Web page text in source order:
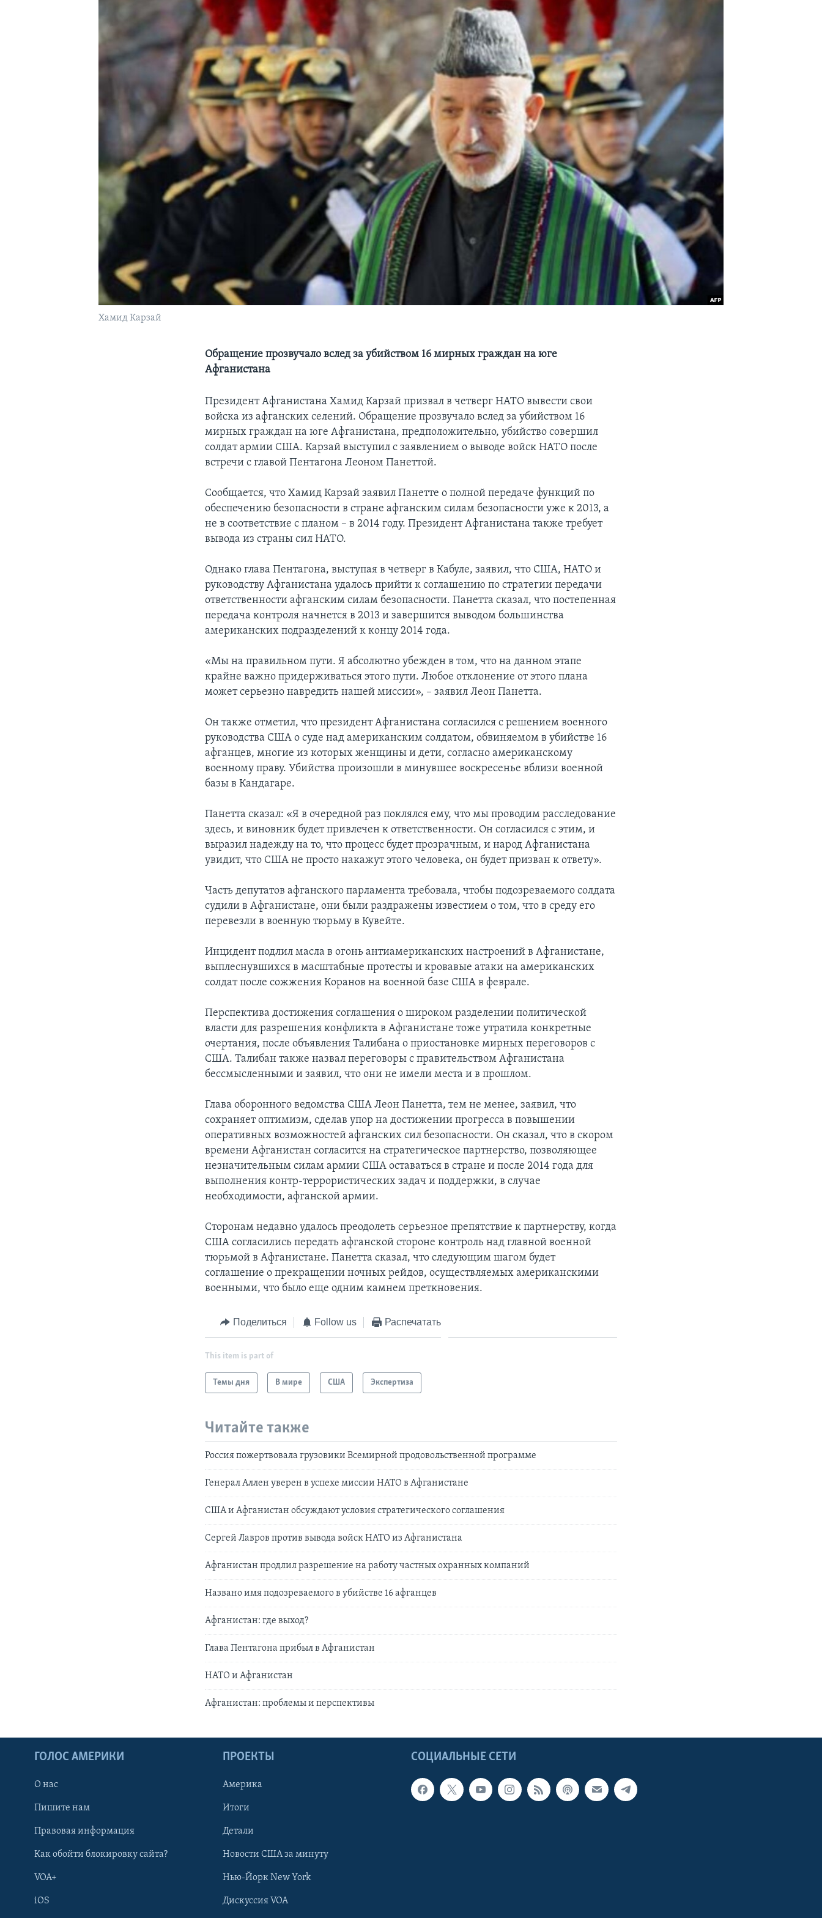
Хамид Карзай
Обращение прозвучало вслед за убийством 16 мирных граждан на юге
Афганистана
Президент Афганистана Хамид Карзай призвал в четверг НАТО вывести свои
войска из афганских селений. Обращение прозвучало вслед за убийством 16
мирных граждан на юге Афганистана, предположительно, убийство совершил
солдат армии США. Карзай выступил с заявлением о выводе войск НАТО после
встречи с главой Пентагона Леоном Панеттой.
Сообщается, что Хамид Карзай заявил Панетте о полной передаче функций по
обеспечению безопасности в стране афганским силам безопасности уже к 2013, а
не в соответствие с планом – в 2014 году. Президент Афганистана также требует
вывода из страны сил НАТО.
Однако глава Пентагона, выступая в четверг в Кабуле, заявил, что США, НАТО и
руководству Афганистана удалось прийти к соглашению по стратегии передачи
ответственности афганским силам безопасности. Панетта сказал, что постепенная
передача контроля начнется в 2013 и завершится выводом большинства
американских подразделений к концу 2014 года.
«Мы на правильном пути. Я абсолютно убежден в том, что на данном этапе
крайне важно придерживаться этого пути. Любое отклонение от этого плана
может серьезно навредить нашей миссии», – заявил Леон Панетта.
Он также отметил, что президент Афганистана согласился с решением военного
руководства США о суде над американским солдатом, обвиняемом в убийстве 16
афганцев, многие из которых женщины и дети, согласно американскому
военному праву. Убийства произошли в минувшее воскресенье вблизи военной
базы в Кандагаре.
Панетта сказал: «Я в очередной раз поклялся ему, что мы проводим расследование
здесь, и виновник будет привлечен к ответственности. Он согласился с этим, и
выразил надежду на то, что процесс будет прозрачным, и народ Афганистана
увидит, что США не просто накажут этого человека, он будет призван к ответу».
Часть депутатов афганского парламента требовала, чтобы подозреваемого солдата
судили в Афганистане, они были раздражены известием о том, что в среду его
перевезли в военную тюрьму в Кувейте.
Инцидент подлил масла в огонь антиамериканских настроений в Афганистане,
выплеснувшихся в масштабные протесты и кровавые атаки на американских
солдат после сожжения Коранов на военной базе США в феврале.
Перспектива достижения соглашения о широком разделении политической
власти для разрешения конфликта в Афганистане тоже утратила конкретные
очертания, после объявления Талибана о приостановке мирных переговоров с
США. Талибан также назвал переговоры с правительством Афганистана
бессмысленными и заявил, что они не имели места и в прошлом.
Глава оборонного ведомства США Леон Панетта, тем не менее, заявил, что
сохраняет оптимизм, сделав упор на достижении прогресса в повышении
оперативных возможностей афганских сил безопасности. Он сказал, что в скором
времени Афганистан согласится на стратегическое партнерство, позволяющее
незначительным силам армии США оставаться в стране и после 2014 года для
выполнения контр-террористических задач и поддержки, в случае
необходимости, афганской армии.
Сторонам недавно удалось преодолеть серьезное препятствие к партнерству, когда
США согласились передать афганской стороне контроль над главной военной
тюрьмой в Афганистане. Панетта сказал, что следующим шагом будет
соглашение о прекращении ночных рейдов, осуществляемых американскими
военными, что было еще одним камнем преткновения.
Поделиться Follow us Распечатать
This item is part of
Темы дня В мире США Экспертиза
Читайте также
Россия пожертвовала грузовики Всемирной продовольственной программе
Генерал Аллен уверен в успехе миссии НАТО в Афганистане
США и Афганистан обсуждают условия стратегического соглашения
Сергей Лавров против вывода войск НАТО из Афганистана
Афганистан продлил разрешение на работу частных охранных компаний
Названо имя подозреваемого в убийстве 16 афганцев
Афганистан: где выход?
Глава Пентагона прибыл в Афганистан
НАТО и Афганистан
Афганистан: проблемы и перспективы
СОЦИАЛЬНЫЕ СЕТИ
ГОЛОС АМЕРИКИ
О нас
Пишите нам
Правовая информация
Как обойти блокировку сайта?
VOA+
iOS
ПРОЕКТЫ
Америка
Итоги
Детали
Новости США за минуту
Нью-Йорк New York
Дискуссия VOA